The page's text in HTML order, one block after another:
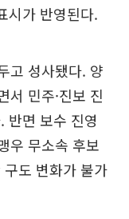
시가 반영된다.
고 성사됐다. 양
서 민주·진보 진
반면 보수 진영
우 무소속 후보
도 변화가 불가